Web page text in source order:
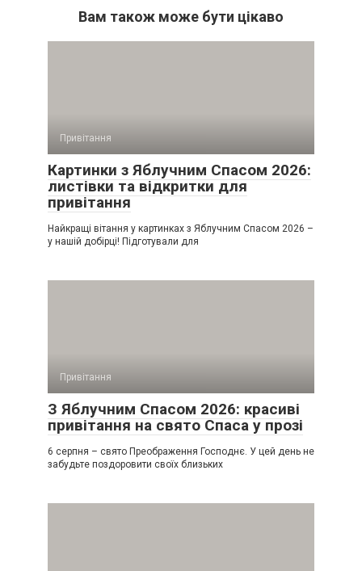
Вам також може бути цікаво
Привітання
Картинки з Яблучним Спасом 2026:
листівки та відкритки для
привітання
Найкращі вітання у картинках з Яблучним Спасом 2026 –
у нашій добірці! Підготували для
Привітання
З Яблучним Спасом 2026: красиві
привітання на свято Спаса у прозі
6 серпня – свято Преображення Господнє. У цей день не
забудьте поздоровити своїх близьких